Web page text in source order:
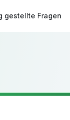
gestellte Fragen